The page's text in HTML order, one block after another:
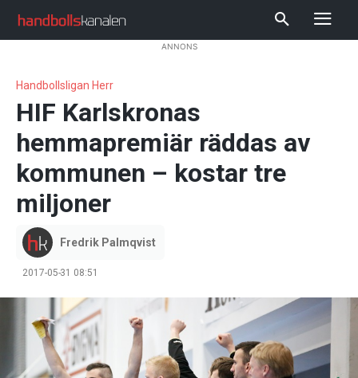
ANNONS
Handbollsligan Herr
HIF Karlskronas
hemmapremiär räddas av
kommunen – kostar tre
miljoner
Fredrik Palmqvist
2017-05-31 08:51